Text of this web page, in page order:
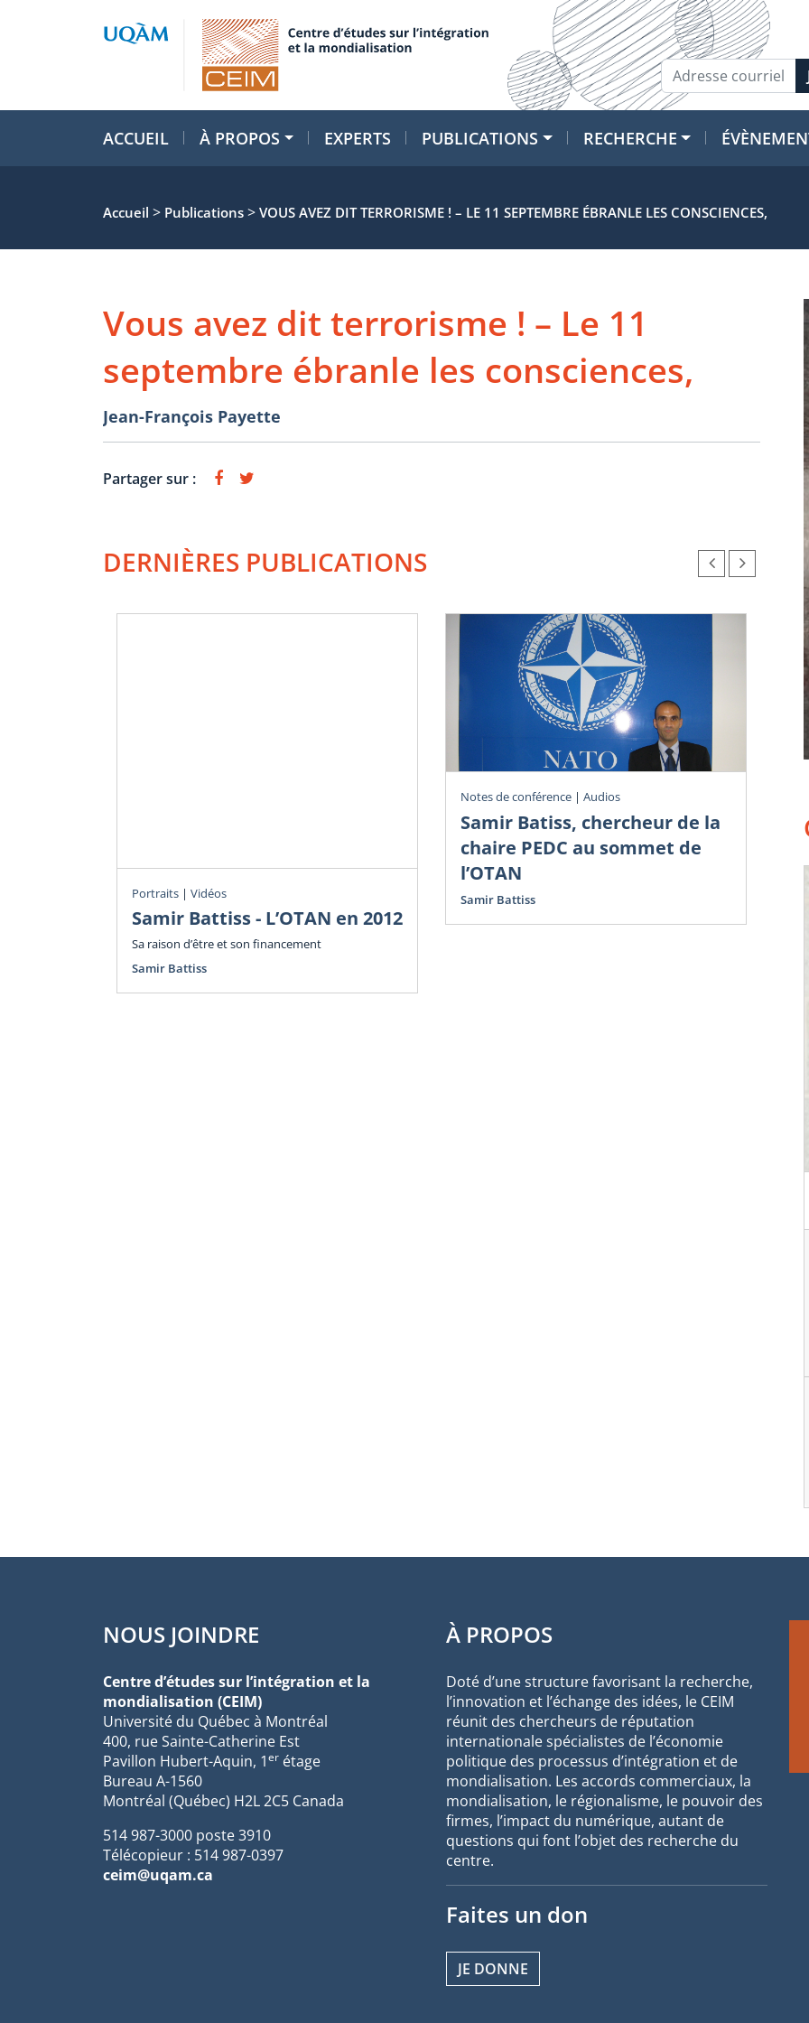
ACCUEIL À PROPOS EXPERTS PUBLICATIONS RECHERCHE
Accueil > Publications > VOUS AVEZ DIT TERRORISME ! – LE 11 SEPTEMBRE ÉBRANLE LES CONSCIENCES,
Vous avez dit terrorisme ! – Le 11
septembre ébranle les consciences,
Jean-François Payette
Partager sur :
DERNIÈRES PUBLICATIONS
Portraits | Vidéos
Samir Battiss - L’OTAN en 2012
Sa raison d’être et son financement
Samir Battiss
Notes de conférence | Audios
Samir Batiss, chercheur de la
chaire PEDC au sommet de
l’OTAN
Samir Battiss
NOUS JOINDRE
Centre d’études sur l’intégration et la
mondialisation (CEIM)
Université du Québec à Montréal
400, rue Sainte-Catherine Est
Pavillon Hubert-Aquin, 1er étage
Bureau A-1560
Montréal (Québec) H2L 2C5 Canada
514 987-3000 poste 3910
Télécopieur : 514 987-0397
ceim@uqam.ca
À PROPOS
Doté d’une structure favorisant la recherche,
l’innovation et l’échange des idées, le CEIM
réunit des chercheurs de réputation
internationale spécialistes de l’économie
politique des processus d’intégration et de
mondialisation. Les accords commerciaux, la
mondialisation, le régionalisme, le pouvoir des
firmes, l’impact du numérique, autant de
questions qui font l’objet des recherche du
centre.
Faites un don
JE DONNE